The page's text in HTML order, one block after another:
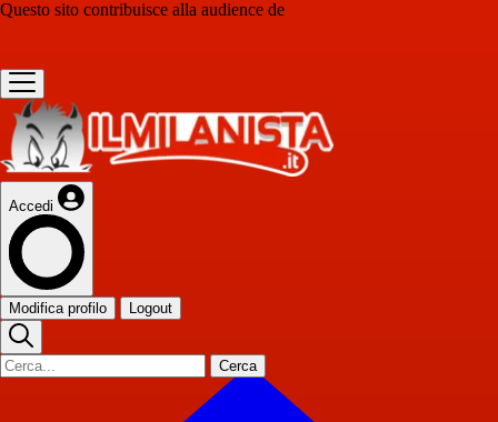
Questo sito contribuisce alla audience de
Accedi
Modifica profilo Logout
Cerca